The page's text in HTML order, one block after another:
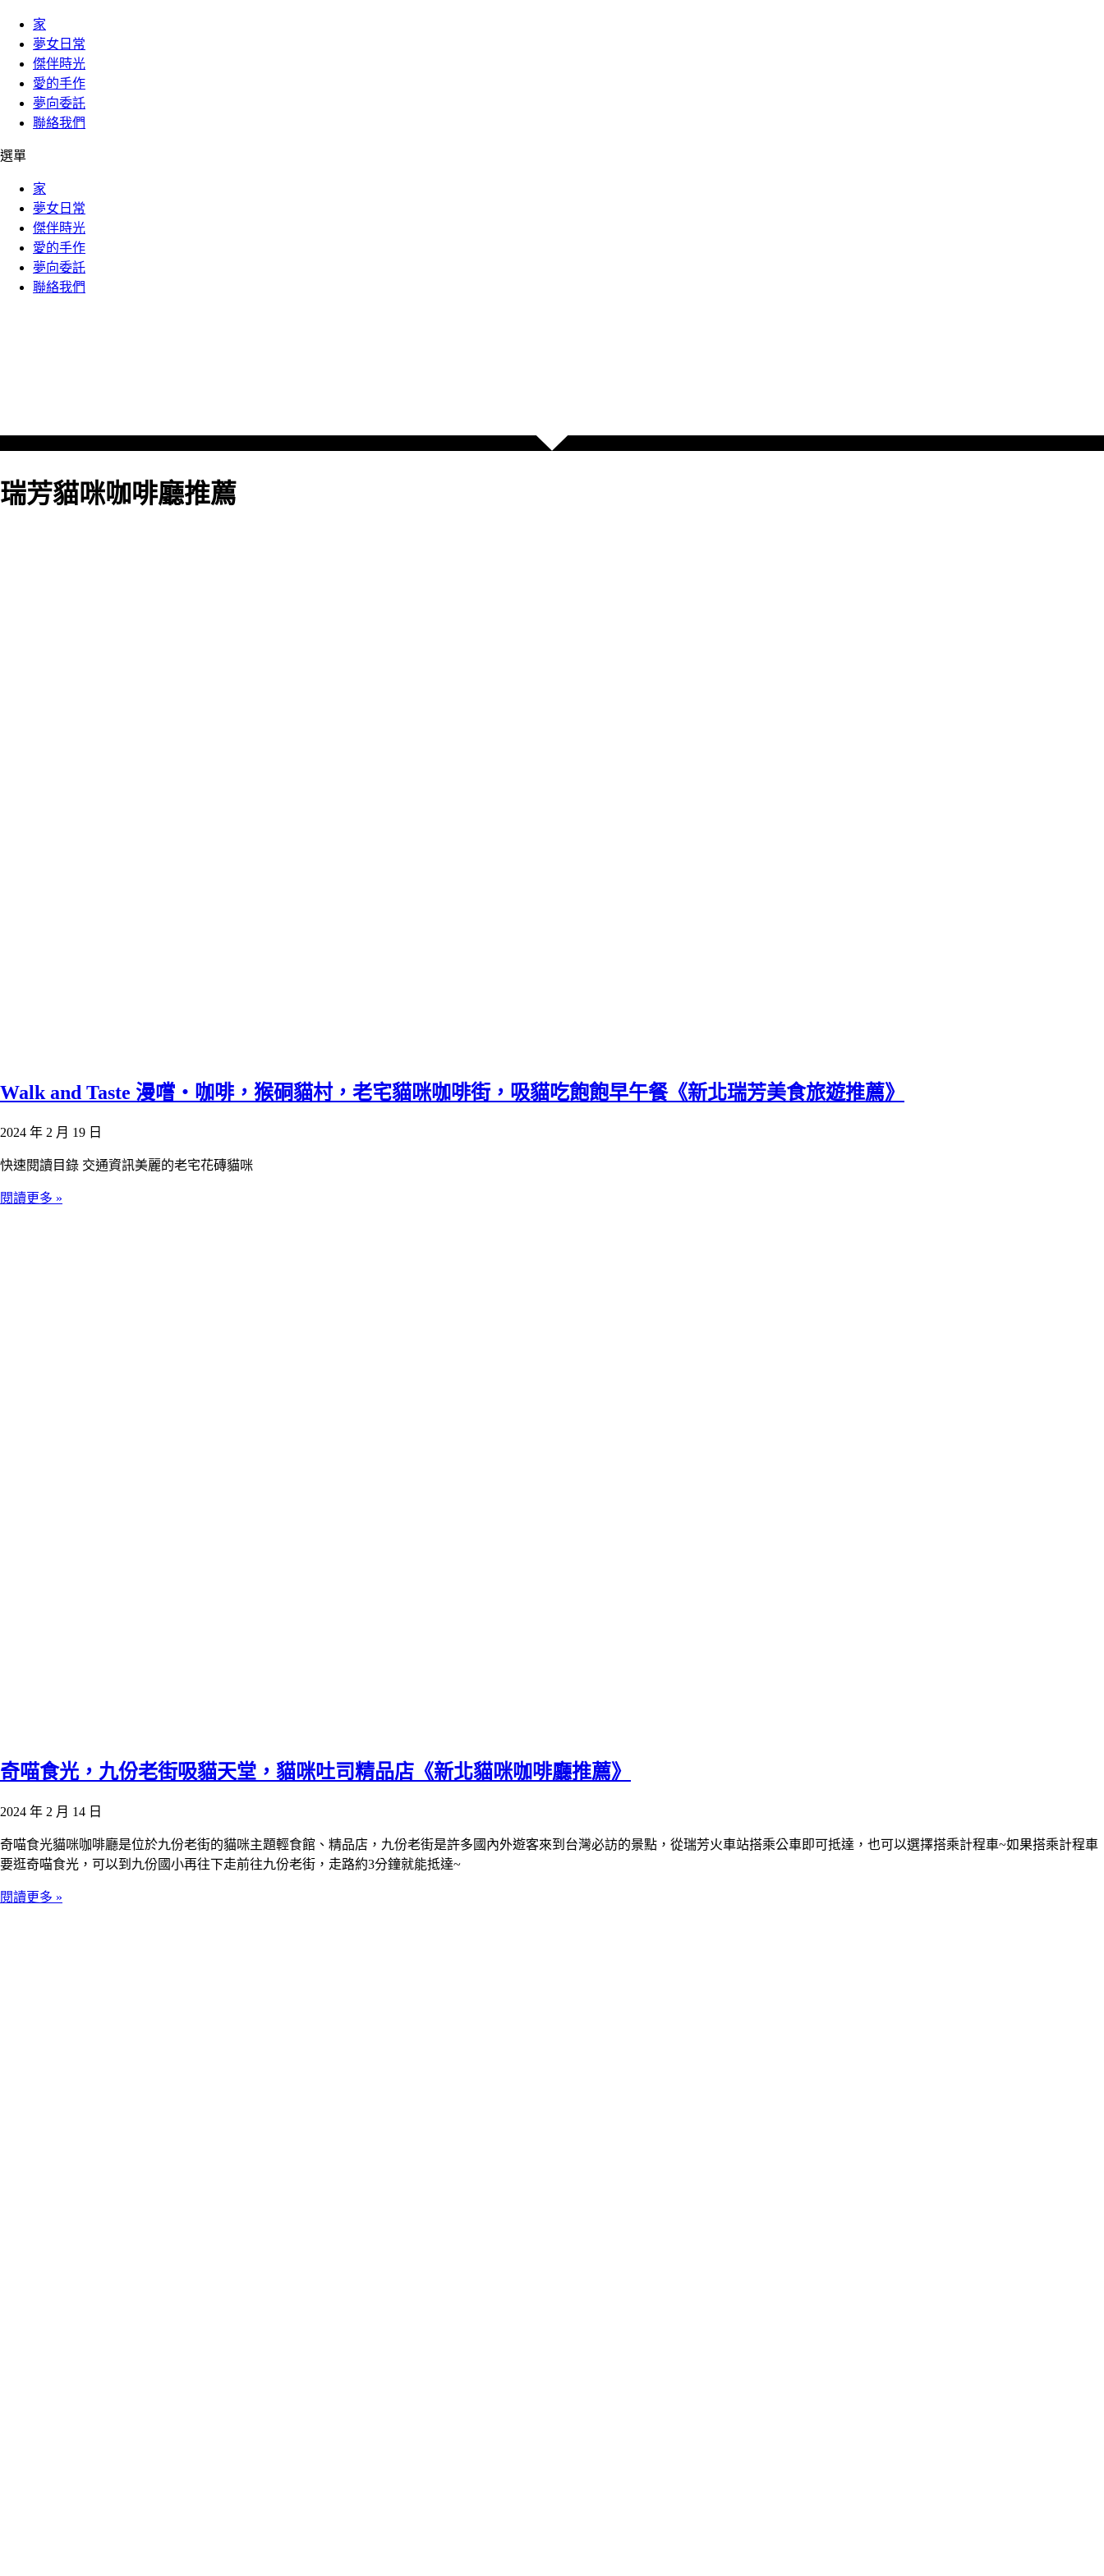
家
夢女日常
傑伴時光
愛的手作
夢向委託
聯絡我們
選單
家
夢女日常
傑伴時光
愛的手作
夢向委託
聯絡我們
瑞芳貓咪咖啡廳推薦
Walk and Taste 漫嚐‧咖啡，猴硐貓村，老宅貓咪咖啡街，吸貓吃飽飽早午餐《新北瑞芳美食旅遊推薦》
2024 年 2 月 19 日
快速閱讀目錄 交通資訊美麗的老宅花磚貓咪
閱讀更多 »
奇喵食光，九份老街吸貓天堂，貓咪吐司精品店《新北貓咪咖啡廳推薦》
2024 年 2 月 14 日
奇喵食光貓咪咖啡廳是位於九份老街的貓咪主題輕食館、精品店，九份老街是許多國內外遊客來到台灣必訪的景點，從瑞芳火車站搭乘公車即可抵達，也可以選擇搭乘計程車~如果搭乘計程車
要逛奇喵食光，可以到九份國小再往下走前往九份老街，走路約3分鐘就能抵達~
閱讀更多 »